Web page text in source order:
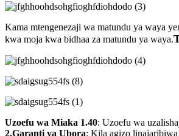
Kama mtengenezaji wa matundu ya waya
kwa moja kwa bidhaa za matundu ya waya.
Uzoefu wa Miaka 1.40: Uzoefu wa
2.Garanti ya Ubora: Kila agizo